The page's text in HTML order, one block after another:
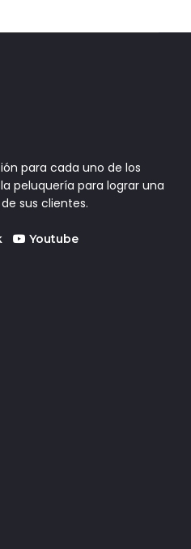
para cada uno de los
peluquería para lograr una
sus clientes.
Youtube